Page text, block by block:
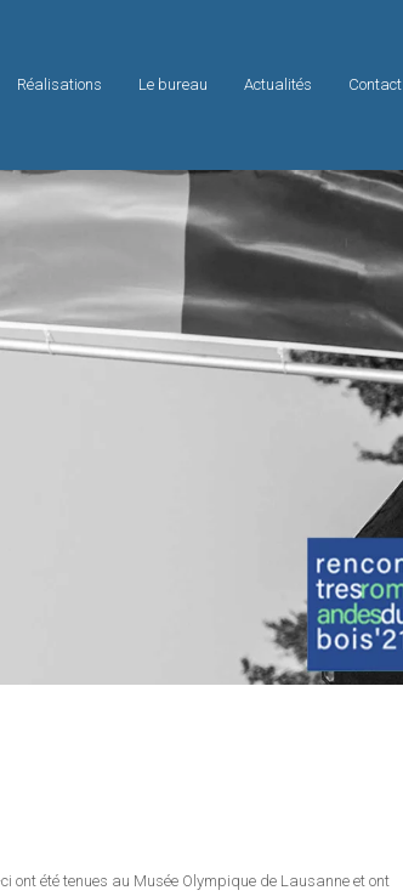
Réalisations Le bureau Actualités Contact
ont été tenues au Musée Olympique de Lausanne et ont